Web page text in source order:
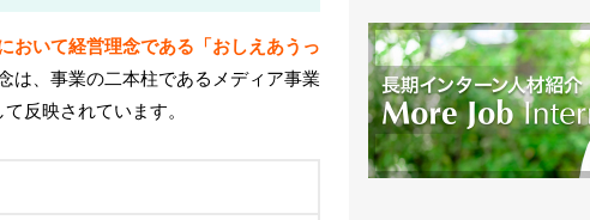
おいて経営理念である「おしえあうっ
は、事業の二本柱であるメディア事業
反映されています。